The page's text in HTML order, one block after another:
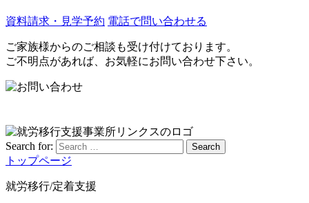
資料請求・見学予約 電話で問い合わせる
ご家族様からのご相談も受け付けております。
ご不明点があれば、お気軽にお問い合わせ下さい。
Search for: Search
トップページ
就労移行/定着支援